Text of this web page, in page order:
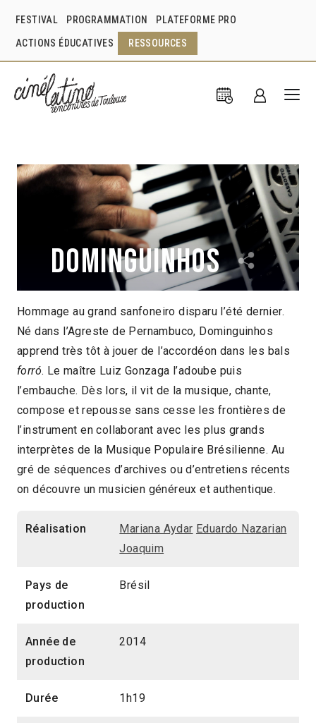
FESTIVAL PROGRAMMATION PLATEFORME PRO
ACTIONS ÉDUCATIVES RESSOURCES
Dominguinhos
Mariana Aydar Eduardo Nazarian Joaquim
2014
2014 > Panorama Documentaire
Hommage au grand sanfoneiro disparu l’été dernier.
Né dans l’Agreste de Pernambuco, Dominguinhos
apprend très tôt à jouer de l’accordéon dans les bals
forró. Le maître Luiz Gonzaga l’adoube puis
l’embauche. Dès lors, il vit de la musique, chante,
compose et repousse sans cesse les frontières de
l’instrument en collaborant avec les plus grands
interprètes de la Musique Populaire Brésilienne. Au
gré de séquences d’archives ou d’entretiens récents
on découvre un musicien généreux et authentique.
Réalisation Mariana Aydar Eduardo Nazarian
Joaquim
Pays de
production
Brésil
Année de
production
2014
Durée 1h19